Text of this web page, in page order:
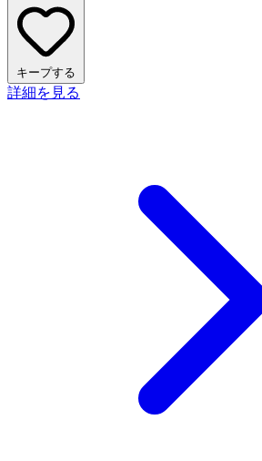
キープする
詳細を見る